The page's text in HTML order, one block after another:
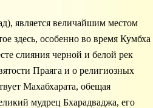
здесь, особенно во время Кумбха
слияния черной и белой рек
Праяга и о религиозных
Махабхарата, обещая
мудрец Бхарадваджа, его